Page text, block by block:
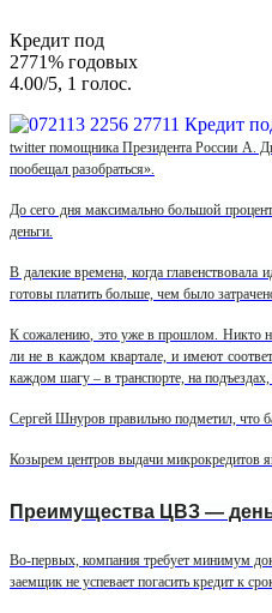
Кредит под
2771% годовых
4.00/5, 1 голос.
twitter помощника Президента России А.
пообещал разобраться».
До сего дня максимально большой
деньги.
В далекие времена, когда
готовы платить больше, чем было
К сожалению, это уже в прошлом. Никто
ли не в каждом квартале, и имеют
каждом шагу – в транспорте, на подъездах,
Сергей Шнуров правильно подметил, что
Козырем центров выдачи микрокредитов
Преимущества ЦВЗ —
Во-первых, компания требует минимум
заемщик не успевает погасить кредит к